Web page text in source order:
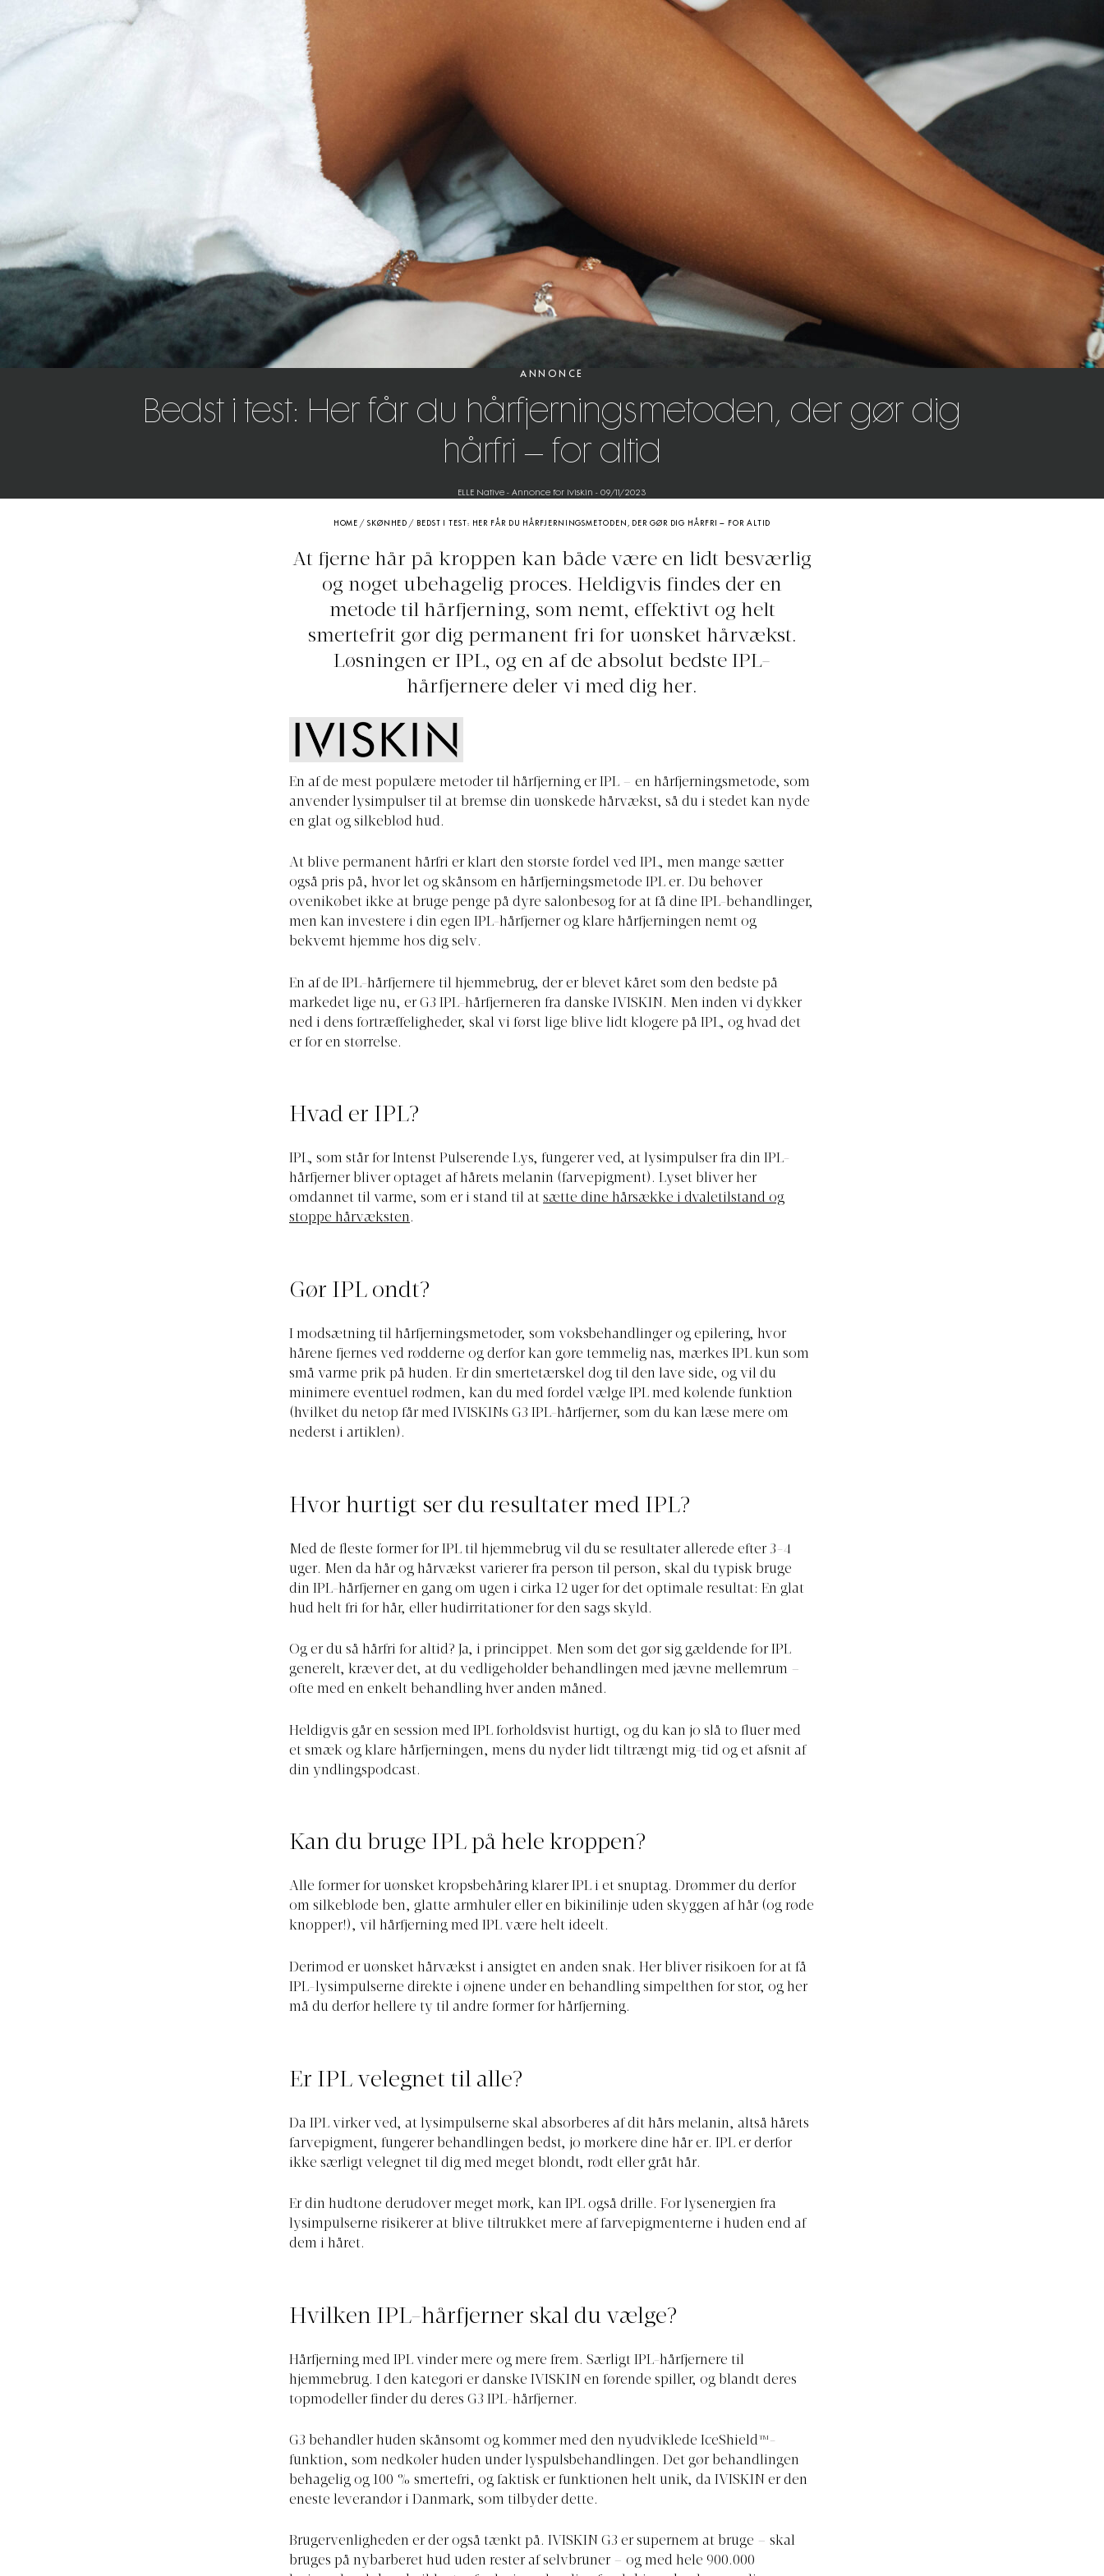
ANNONCE
Bedst i test: Her får du hårfjerningsmetoden, der gør dig
hårfri – for altid
ELLE Native - Annonce for Iviskin - 09/11/2023
HOME / SKØNHED / BEDST I TEST: HER FÅR DU HÅRFJERNINGSMETODEN, DER GØR DIG HÅRFRI – FOR ALTID
At fjerne hår på kroppen kan både være en lidt besværlig
og noget ubehagelig proces. Heldigvis findes der en
metode til hårfjerning, som nemt, effektivt og helt
smertefrit gør dig permanent fri for uønsket hårvækst.
Løsningen er IPL, og en af de absolut bedste IPL-
hårfjernere deler vi med dig her.
En af de mest populære metoder til hårfjerning er IPL – en hårfjerningsmetode, som
anvender lysimpulser til at bremse din uønskede hårvækst, så du i stedet kan nyde
en glat og silkeblød hud.
At blive permanent hårfri er klart den største fordel ved IPL, men mange sætter
også pris på, hvor let og skånsom en hårfjerningsmetode IPL er. Du behøver
ovenikøbet ikke at bruge penge på dyre salonbesøg for at få dine IPL-behandlinger,
men kan investere i din egen IPL-hårfjerner og klare hårfjerningen nemt og
bekvemt hjemme hos dig selv.
En af de IPL-hårfjernere til hjemmebrug, der er blevet kåret som den bedste på
markedet lige nu, er G3 IPL-hårfjerneren fra danske IVISKIN. Men inden vi dykker
ned i dens fortræffeligheder, skal vi først lige blive lidt klogere på IPL, og hvad det
er for en størrelse.
Hvad er IPL?
IPL, som står for Intenst Pulserende Lys, fungerer ved, at lysimpulser fra din IPL-
hårfjerner bliver optaget af hårets melanin (farvepigment). Lyset bliver her
omdannet til varme, som er i stand til at sætte dine hårsække i dvaletilstand og
stoppe hårvæksten.
Gør IPL ondt?
I modsætning til hårfjerningsmetoder, som voksbehandlinger og epilering, hvor
hårene fjernes ved rødderne og derfor kan gøre temmelig nas, mærkes IPL kun som
små varme prik på huden. Er din smertetærskel dog til den lave side, og vil du
minimere eventuel rødmen, kan du med fordel vælge IPL med kølende funktion
(hvilket du netop får med IVISKINs G3 IPL-hårfjerner, som du kan læse mere om
nederst i artiklen).
Hvor hurtigt ser du resultater med IPL?
Med de fleste former for IPL til hjemmebrug vil du se resultater allerede efter 3-4
uger. Men da hår og hårvækst varierer fra person til person, skal du typisk bruge
din IPL-hårfjerner en gang om ugen i cirka 12 uger for det optimale resultat: En glat
hud helt fri for hår, eller hudirritationer for den sags skyld.
Og er du så hårfri for altid? Ja, i princippet. Men som det gør sig gældende for IPL
generelt, kræver det, at du vedligeholder behandlingen med jævne mellemrum –
ofte med en enkelt behandling hver anden måned.
Heldigvis går en session med IPL forholdsvist hurtigt, og du kan jo slå to fluer med
et smæk og klare hårfjerningen, mens du nyder lidt tiltrængt mig-tid og et afsnit af
din yndlingspodcast.
Kan du bruge IPL på hele kroppen?
Alle former for uønsket kropsbehåring klarer IPL i et snuptag. Drømmer du derfor
om silkebløde ben, glatte armhuler eller en bikinilinje uden skyggen af hår (og røde
knopper!), vil hårfjerning med IPL være helt ideelt.
Derimod er uønsket hårvækst i ansigtet en anden snak. Her bliver risikoen for at få
IPL-lysimpulserne direkte i øjnene under en behandling simpelthen for stor, og her
må du derfor hellere ty til andre former for hårfjerning.
Er IPL velegnet til alle?
Da IPL virker ved, at lysimpulserne skal absorberes af dit hårs melanin, altså hårets
farvepigment, fungerer behandlingen bedst, jo mørkere dine hår er. IPL er derfor
ikke særligt velegnet til dig med meget blondt, rødt eller gråt hår.
Er din hudtone derudover meget mørk, kan IPL også drille. For lysenergien fra
lysimpulserne risikerer at blive tiltrukket mere af farvepigmenterne i huden end af
dem i håret.
Hvilken IPL-hårfjerner skal du vælge?
Hårfjerning med IPL vinder mere og mere frem. Særligt IPL-hårfjernere til
hjemmebrug. I den kategori er danske IVISKIN en førende spiller, og blandt deres
topmodeller finder du deres G3 IPL-hårfjerner.
G3 behandler huden skånsomt og kommer med den nyudviklede IceShield™-
funktion, som nedkøler huden under lyspulsbehandlingen. Det gør behandlingen
behagelig og 100 % smertefri, og faktisk er funktionen helt unik, da IVISKIN er den
eneste leverandør i Danmark, som tilbyder dette.
Brugervenligheden er der også tænkt på. IVISKIN G3 er supernem at bruge – skal
bruges på nybarberet hud uden rester af selvbruner – og med hele 900.000